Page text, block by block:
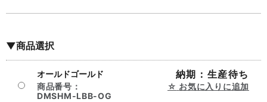
▼商品選択
オールドゴールド 納期：生産待ち
商品番号：
DMSHM-LBB-OG
お気に入りに追加